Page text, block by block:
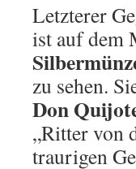
Letzterer
ist auf dem
zu sehen.
Don
„Ritter von
traurigen